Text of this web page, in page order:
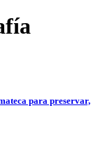
para preservar,